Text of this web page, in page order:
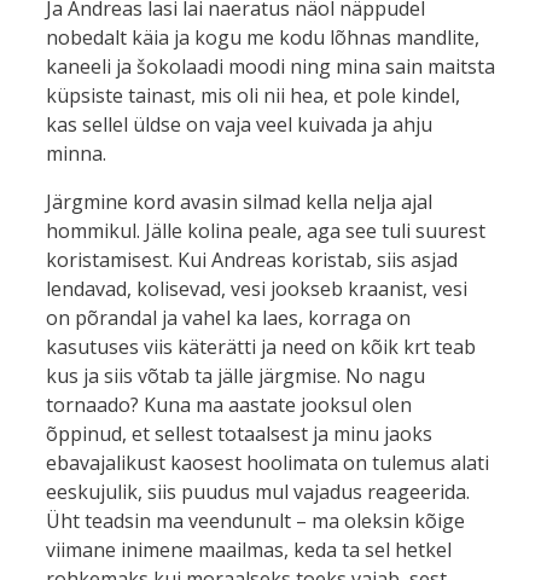
Ja Andreas lasi lai naeratus näol näppudel
nobedalt käia ja kogu me kodu lõhnas mandlite,
kaneeli ja šokolaadi moodi ning mina sain maitsta
küpsiste tainast, mis oli nii hea, et pole kindel,
kas sellel üldse on vaja veel kuivada ja ahju
minna.
Järgmine kord avasin silmad kella nelja ajal
hommikul. Jälle kolina peale, aga see tuli suurest
koristamisest. Kui Andreas koristab, siis asjad
lendavad, kolisevad, vesi jookseb kraanist, vesi
on põrandal ja vahel ka laes, korraga on
kasutuses viis käterätti ja need on kõik krt teab
kus ja siis võtab ta jälle järgmise. No nagu
tornaado? Kuna ma aastate jooksul olen
õppinud, et sellest totaalsest ja minu jaoks
ebavajalikust kaosest hoolimata on tulemus alati
eeskujulik, siis puudus mul vajadus reageerida.
Üht teadsin ma veendunult – ma oleksin kõige
viimane inimene maailmas, keda ta sel hetkel